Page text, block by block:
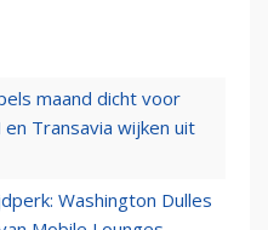
maand dicht voor
Transavia wijken uit
Washington Dulles